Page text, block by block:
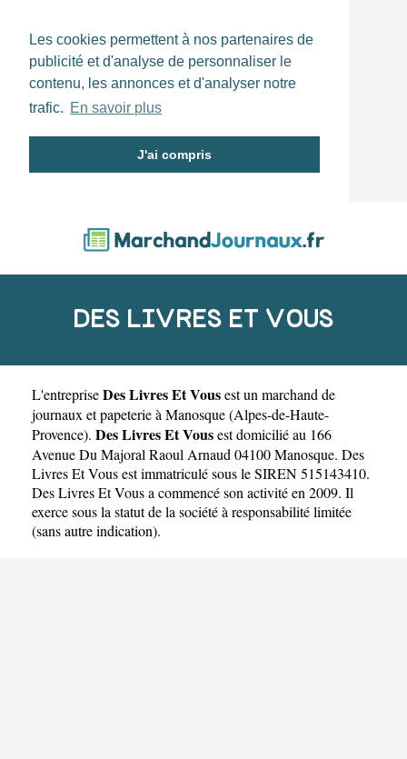
Les cookies permettent à nos partenaires de
publicité et d'analyse de personnaliser le
contenu, les annonces et d'analyser notre
trafic. En savoir plus
J'ai compris
DES LIVRES ET VOUS
L'entrepriseDes Livres Et Vousest un marchand de
journaux et papeterie à Manosque(Alpes-de-Haute-
Provence). Des Livres Et Vousest domicilié au 166
Avenue Du Majoral Raoul Arnaud 04100 Manosque. Des
Livres Et Vous est immatriculé sous le SIREN 515143410.
Des Livres Et Vous a commencé son activité en 2009. Il
exerce sous la statut de la société à responsabilité limitée
(sans autre indication).